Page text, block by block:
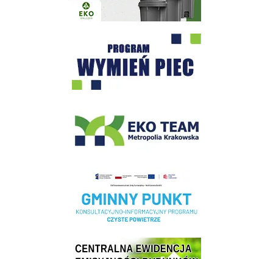
Program "Czyste Powietrze" - Wieliczka
Realizacja Programu Czyste Powietrze w Gminie Wieliczka
Centrala Ewidencja Emisyjności Budynków - złóż deklarację